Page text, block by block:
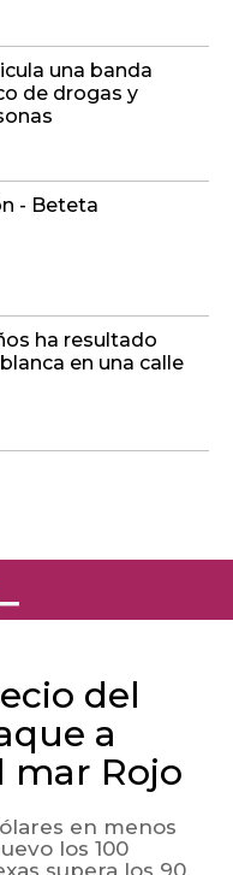
una banda
de drogas y
- Beteta
ha resultado
en una calle
del
a
mar Rojo
en menos
los 100